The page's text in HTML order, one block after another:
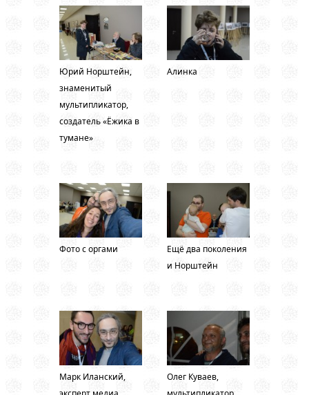
Юрий Норштейн,
знаменитый
мультипликатор,
создатель «Ёжика в
тумане»
Алинка
Фото с оргами
Ещё два поколения
и Норштейн
Марк Иланский,
Олег Куваев,